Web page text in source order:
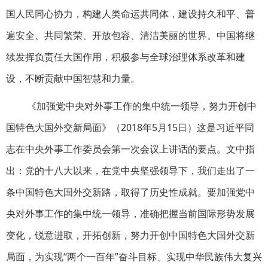
国人民同心协力，构建人类命运共同体，建设持久和平、普
遍安全、共同繁荣、开放包容、清洁美丽的世界。中国将继
续发挥负责任大国作用，积极参与全球治理体系改革和建
设，不断贡献中国智慧和力量。
《加强党中央对外事工作的集中统一领导，努力开创中
国特色大国外交新局面》（2018年5月15日）这是习近平同
志在中央外事工作委员会第一次会议上讲话的要点。文中指
出：党的十八大以来，在党中央坚强领导下，我们走出了一
条中国特色大国外交新路，取得了历史性成就。要加强党中
央对外事工作的集中统一领导，准确把握当前国际形势发展
变化，锐意进取，开拓创新，努力开创中国特色大国外交新
局面，为实现“两个一百年”奋斗目标、实现中华民族伟大复兴